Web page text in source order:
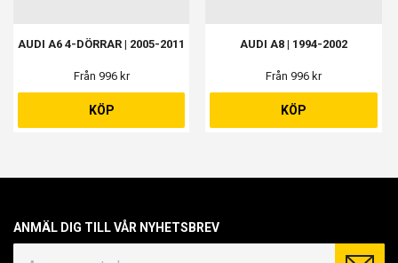
AUDI A6 4-DÖRRAR | 2005-2011
Från 996 kr
KÖP
AUDI A8 | 1994-2002
Från 996 kr
KÖP
ANMÄL DIG TILL VÅR NYHETSBREV